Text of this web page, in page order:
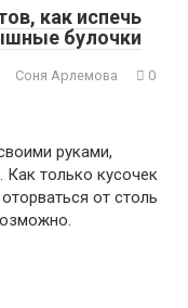
как испечь
булочки
Соня Арлемова 0
руками,
только кусочек
от столь